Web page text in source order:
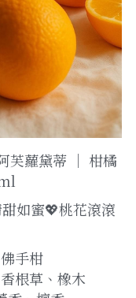
芙蘿黛蒂 ｜ 柑橘
如蜜💖桃花滾滾
手柑
根草、橡木